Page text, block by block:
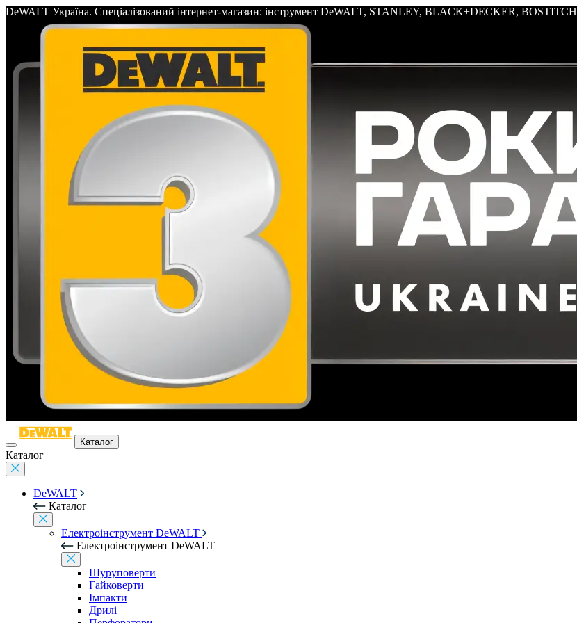
DeWALT Україна. Спеціалізований інтернет-магазин: інструмент DeWALT, STANLEY, BLACK+DECKER, BOSTITCH
Каталог
Каталог
DeWALT
Каталог
Електроінструмент DeWALT
Електроінструмент DeWALT
Шуруповерти
Гайковерти
Імпакти
Дрилі